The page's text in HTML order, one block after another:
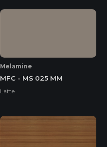
Melamine
MFC - MS 025 MM
Latte